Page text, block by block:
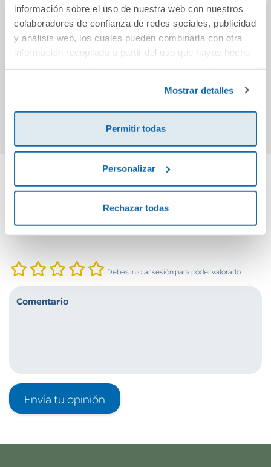
información sobre el uso de nuestra web con nuestros
colaboradores de confianza de redes sociales, publicidad
y análisis web, los cuales pueden combinarla con otra
información recopilada a partir del uso que hayas hecho
Mostrar detalles
Permitir todas
Personalizar
Rechazar todas
Penélope y las
doce criadas
Ciudades de humo
(Trilogía Fuego 1)
La
de la
Cuéntanos tu opinión
¡Sé el primero en valorar este producto!
Debes iniciar sesión para poder valorarlo
Envía tu opinión